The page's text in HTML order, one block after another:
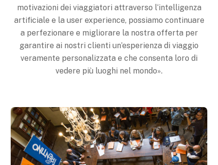
motivazioni dei viaggiatori attraverso l‘intelligenza
artificiale e la user experience, possiamo continuare
a perfezionare e migliorare la nostra offerta per
garantire ai nostri clienti un’esperienza di viaggio
veramente personalizzata e che consenta loro di
vedere più luoghi nel mondo».